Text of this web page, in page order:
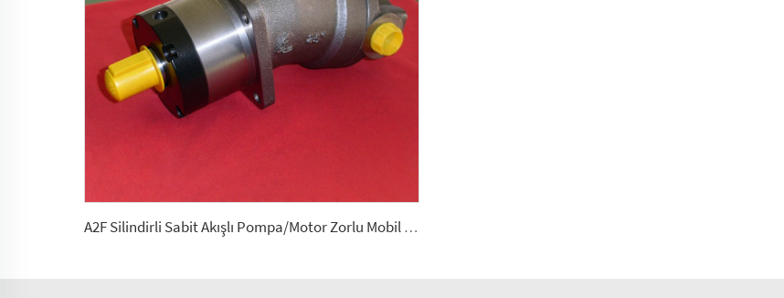
A2F Silindirli Sabit Akışlı Pompa/Motor Zorlu Mobil Hidrolik İçin 2.5, 5, 10, 12, 28